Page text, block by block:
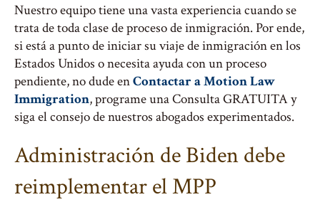
Nuestro equipo tiene una vasta experiencia cuando se
trata de toda clase de proceso de inmigración. Por ende,
si está a punto de iniciar su viaje de inmigración en los
Estados Unidos o necesita ayuda con un proceso
pendiente, no dude enContactar a Motion Law
Immigration, programe una Consulta GRATUITA y
siga el consejo de nuestros abogados experimentados.
Administración de Biden debe
reimplementar el MPP